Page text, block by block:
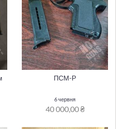
ПСМ-Р
6 червня
40 000,00 ₴